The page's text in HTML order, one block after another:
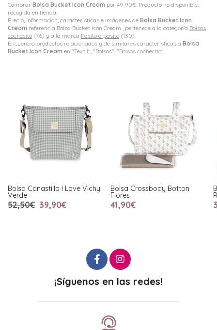
Comprar Bolsa Bucket Icon Cream por 49,90€. Producto no disponible,
recogida en tienda.
Precio, información, características e imágenes de Bolsa Bucket Icon
Cream referencia Bolsa Bucket Icon Cream , pertenece a la categoría Bolsos
cochecito (76) y a la marca Pasito a pasito (130).
Encuentra productos relacionados y de similares características a Bolsa
Bucket Icon Cream en "Textil", "Bolsos", "Bolsos cochecito".
Vichy Bolsa Crossbody Botton
41,90€
Bolsa Crossbody
¡Síguenos en las redes!